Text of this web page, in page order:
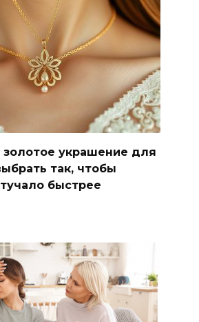
украшение для
так, чтобы
быстрее